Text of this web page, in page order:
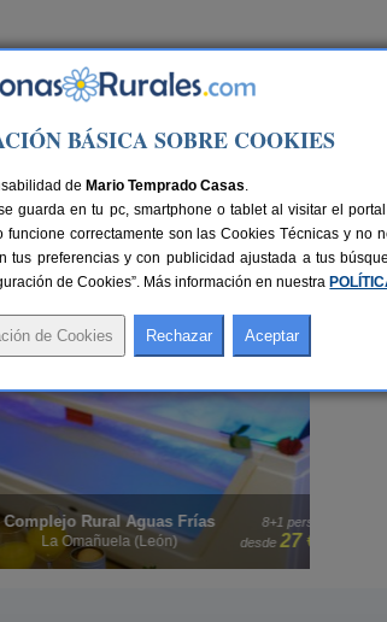
Ir a Versión PC
en el campo en Leónte proporciona a todos los
beneficios de los que imaginas.
8+1 pers.
desde27 €
Rural Aguas Frías
La Omañuela (León)
BÁSICA SOBRE COOKIES
de Mario Temprado Casas.
guarda en tu pc, smartphone o tablet al visitar el
correctamente son las Cookies Técnicas y no
preferencias y con publicidad ajustada a tus
de Cookies”. Más información en nuestra